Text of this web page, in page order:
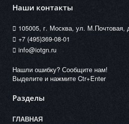
Наши контакты
105005, г. Москва, ул. М.Почтовая,
+7 (495)369-08-01
info@iotgn.ru
Нашли ошибку? Сообщите нам!
Выделите и нажмите Ctr+Enter
Разделы
ГЛАВНАЯ